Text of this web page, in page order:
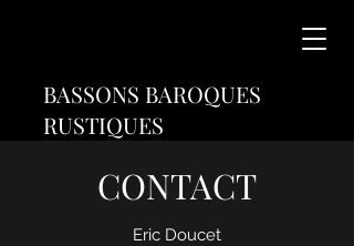
BASSONS BAROQUES
RUSTIQUES
CONTACT
Eric Doucet